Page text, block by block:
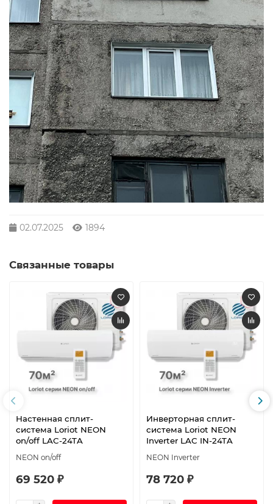
02.07.2025 1894
Связанные товары
Настенная сплит-
система Loriot NEON
on/off LAC-24TA
NEON on/off
69 520 ₽
Инверторная сплит-
система Loriot NEON
Inverter LAC IN-24TA
NEON Inverter
78 720 ₽